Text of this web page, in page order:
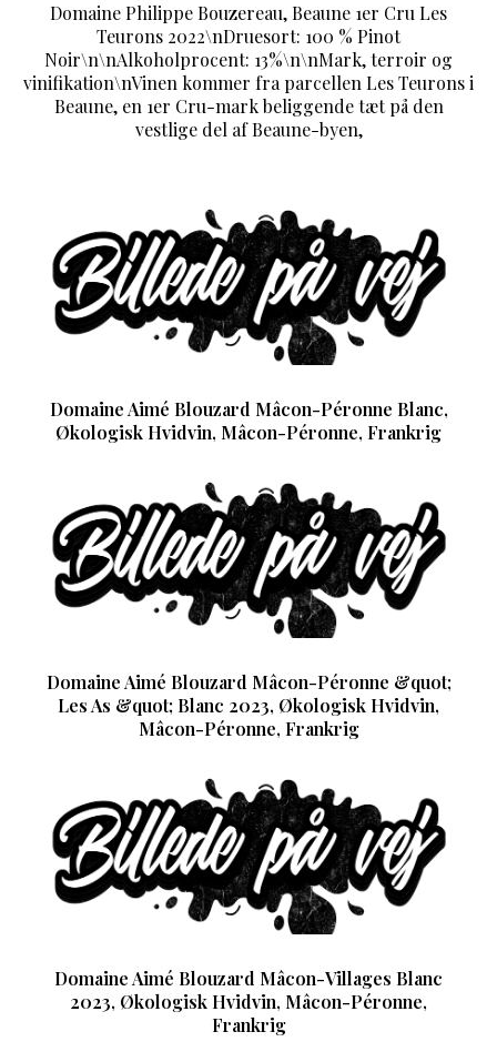
Domaine Philippe Bouzereau, Beaune 1er Cru Les
Teurons 2022\nDruesort: 100 % Pinot
Noir\n\nAlkoholprocent: 13%\n\nMark, terroir og
vinifikation\nVinen kommer fra parcellen Les Teurons i
Beaune, en 1er Cru-mark beliggende tæt på den
vestlige del af Beaune-byen,
Domaine Aimé Blouzard Mâcon-Péronne Blanc,
Økologisk Hvidvin, Mâcon-Péronne, Frankrig
Domaine Aimé Blouzard Mâcon-Péronne &quot;
Les As &quot; Blanc 2023, Økologisk Hvidvin,
Mâcon-Péronne, Frankrig
Domaine Aimé Blouzard Mâcon-Villages Blanc
2023, Økologisk Hvidvin, Mâcon-Péronne,
Frankrig